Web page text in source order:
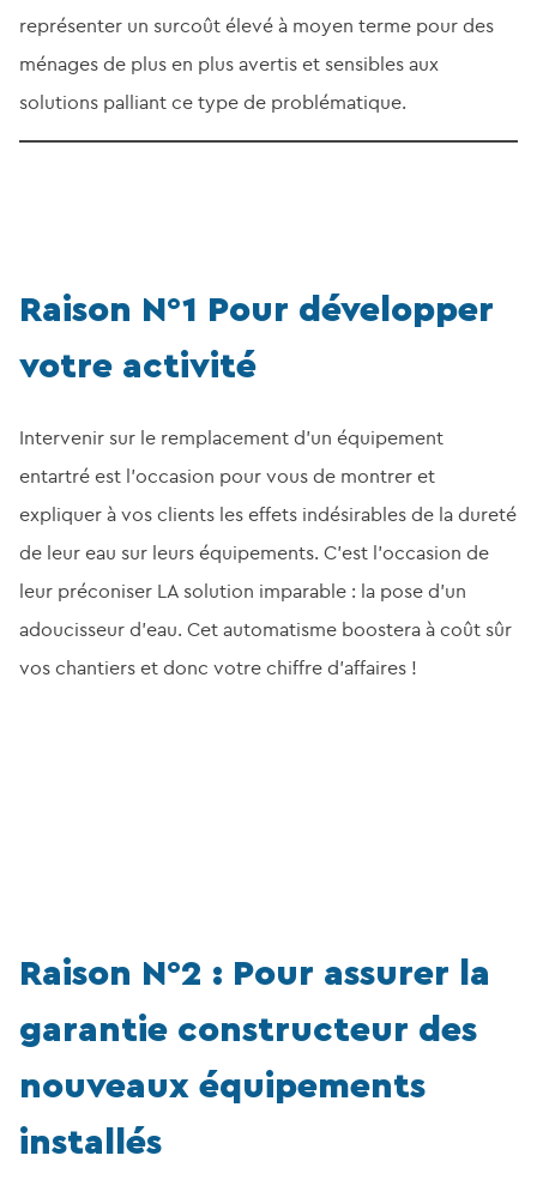
représenter un surcoût élevé à moyen terme pour des
ménages de plus en plus avertis et sensibles aux
solutions palliant ce type de problématique.
Raison N°1 Pour développer
votre activité
Intervenir sur le remplacement d’un équipement
entartré est l’occasion pour vous de montrer et
expliquer à vos clients les effets indésirables de la dureté
de leur eau sur leurs équipements. C’est l’occasion de
leur préconiser LA solution imparable : la pose d’un
adoucisseur d’eau. Cet automatisme boostera à coût sûr
vos chantiers et donc votre chiffre d’affaires !
Raison N°2 : Pour assurer la
garantie constructeur des
nouveaux équipements
installés